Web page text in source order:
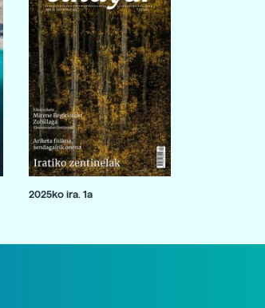
2025ko ira. 1a